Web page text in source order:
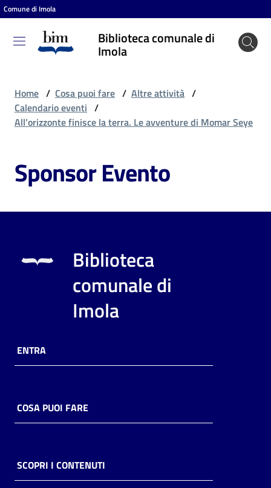
Vai al contenuto
Vai alla navigazione
Vai al footer
Comune di Imola
Biblioteca comunale di
Imola
Biblioteca
comunale
Cosa
fare
Scopri
online
Piani
Home / Cosa puoi fare / Altre attività /
Calendario eventi /
All’orizzonte finisce la terra. Le avventure di Momar Seye
Sponsor Evento
Biblioteca
comunale di
Imola
ENTRA
COSA PUOI FARE
SCOPRI I CONTENUTI